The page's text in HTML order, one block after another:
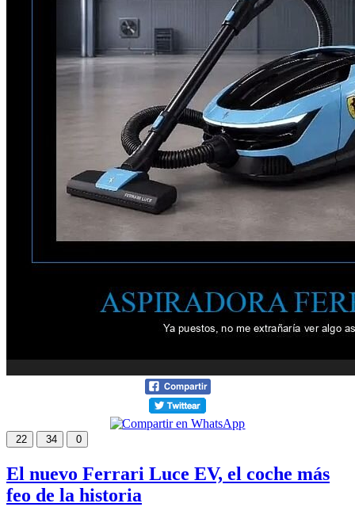
22 34 0
El nuevo Ferrari Luce EV, el coche más
feo de la historia